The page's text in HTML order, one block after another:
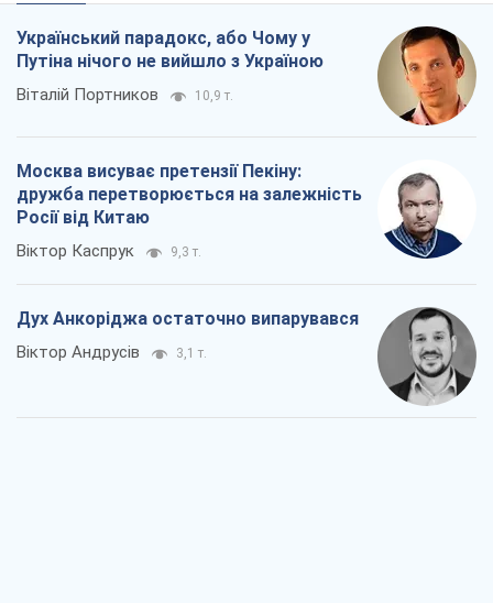
Український парадокс, або Чому у
Путіна нічого не вийшло з Україною
Віталій Портников 10,9 т.
Москва висуває претензії Пекіну:
дружба перетворюється на залежність
Росії від Китаю
Віктор Каспрук 9,3 т.
Дух Анкоріджа остаточно випарувався
Віктор Андрусів 3,1 т.